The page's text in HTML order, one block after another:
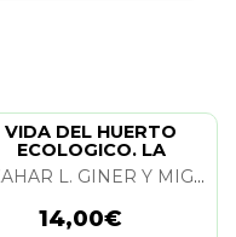
VIDA DEL HUERTO
ECOLOGICO. LA
AZAHAR L. GINER Y MIGUEL MARTINEZ
14,00€